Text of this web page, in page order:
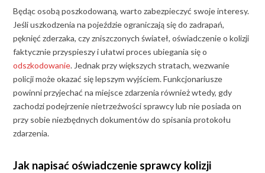
Będąc osobą poszkodowaną, warto zabezpieczyć swoje interesy.
Jeśli uszkodzenia na pojeździe ograniczają się do zadrapań,
pęknięć zderzaka, czy zniszczonych świateł, oświadczenie o kolizji
faktycznie przyspieszy i ułatwi proces ubiegania się o
odszkodowanie. Jednak przy większych stratach, wezwanie
policji może okazać się lepszym wyjściem. Funkcjonariusze
powinni przyjechać na miejsce zdarzenia również wtedy, gdy
zachodzi podejrzenie nietrzeźwości sprawcy lub nie posiada on
przy sobie niezbędnych dokumentów do spisania protokołu
zdarzenia.
Jak napisać oświadczenie sprawcy kolizji